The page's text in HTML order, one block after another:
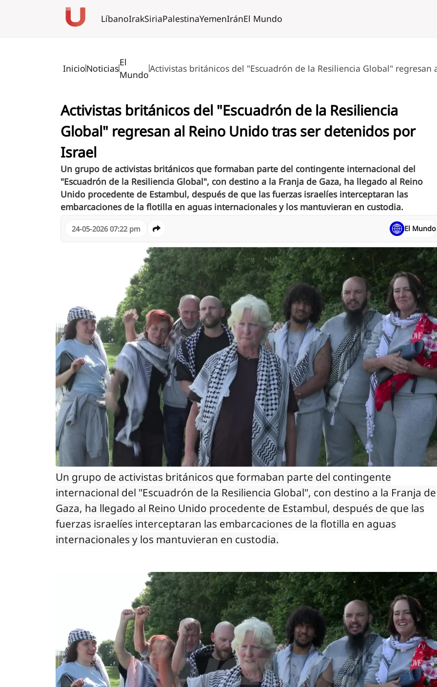
LíbanoIrakSiriaPalestinaYemenIránEl Mundo
InicioNoticias
El
Mundo
Activistas británicos del "Escuadrón de la Resiliencia Global"
Activistas británicos del "Escuadrón de la Resiliencia
Global" regresan al Reino Unido tras ser detenidos por
Israel
Un grupo de activistas británicos que formaban parte del contingente internacional del
"Escuadrón de la Resiliencia Global", con destino a la Franja de Gaza, ha llegado al Reino
Unido procedente de Estambul, después de que las fuerzas israelíes interceptaran las
embarcaciones de la flotilla en aguas internacionales y los mantuvieran en custodia.
24-05-2026 07:22 pm El Mundo
Un grupo de activistas británicos que formaban parte del contingente
internacional del "Escuadrón de la Resiliencia Global", con destino a la Franja de
Gaza, ha llegado al Reino Unido procedente de Estambul, después de que las
fuerzas israelíes interceptaran las embarcaciones de la flotilla en aguas
internacionales y los mantuvieran en custodia.